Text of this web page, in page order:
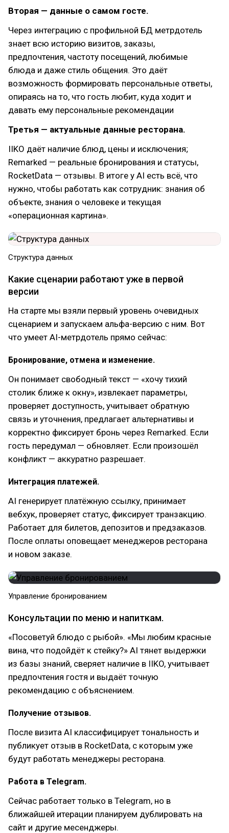
Вторая — данные о самом госте.
Через интеграцию с профильной БД метрдотель
знает всю историю визитов, заказы,
предпочтения, частоту посещений, любимые
блюда и даже стиль общения. Это даёт
возможность формировать персональные ответы,
опираясь на то, что гость любит, куда ходит и
давать ему персональные рекомендации
Третья — актуальные данные ресторана.
IIKO даёт наличие блюд, цены и исключения;
Remarked — реальные бронирования и статусы,
RocketData — отзывы. В итоге у AI есть всё, что
нужно, чтобы работать как сотрудник: знания об
объекте, знания о человеке и текущая
«операционная картина».
Структура данных
Какие сценарии работают уже в первой
версии
На старте мы взяли первый уровень очевидных
сценарием и запускаем альфа-версию с ним. Вот
что умеет AI-метрдотель прямо сейчас:
Бронирование, отмена и изменение.
Он понимает свободный текст — «хочу тихий
столик ближе к окну», извлекает параметры,
проверяет доступность, учитывает обратную
связь и уточнения, предлагает альтернативы и
корректно фиксирует бронь через Remarked. Если
гость передумал — обновляет. Если произошёл
конфликт — аккуратно разрешает.
Интеграция платежей.
AI генерирует платёжную ссылку, принимает
вебхук, проверяет статус, фиксирует транзакцию.
Работает для билетов, депозитов и предзаказов.
После оплаты оповещает менеджеров ресторана
и новом заказе.
Управление бронированием
Консультации по меню и напиткам.
«Посоветуй блюдо с рыбой». «Мы любим красные
вина, что подойдёт к стейку?» AI тянет выдержки
из базы знаний, сверяет наличие в IIKO, учитывает
предпочтения гостя и выдаёт точную
рекомендацию с объяснением.
Получение отзывов.
После визита AI классифицирует тональность и
публикует отзыв в RocketData, с которым уже
будут работать менеджеры ресторана.
Работа в Telegram.
Сейчас работает только в Telegram, но в
ближайшей итерации планируем дублировать на
сайт и другие месенджеры.